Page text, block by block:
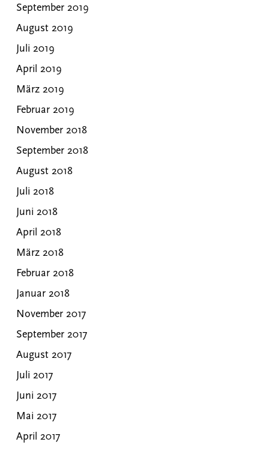
September 2019
August 2019
Juli 2019
April 2019
März 2019
Februar 2019
November 2018
September 2018
August 2018
Juli 2018
Juni 2018
April 2018
März 2018
Februar 2018
Januar 2018
November 2017
September 2017
August 2017
Juli 2017
Juni 2017
Mai 2017
April 2017